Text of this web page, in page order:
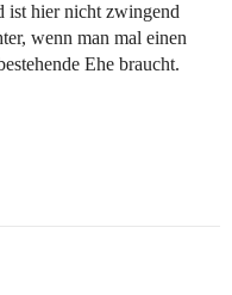
ist hier nicht zwingend
wenn man mal einen
Ehe braucht.